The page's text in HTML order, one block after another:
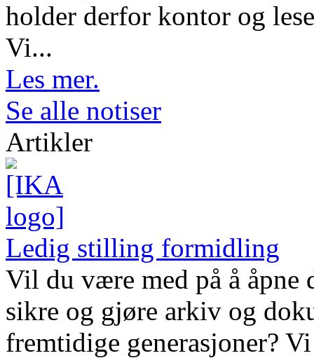
holder derfor kontor og
Vi...
Les mer.
Se alle notiser
Artikler
Ledig stilling formidling
Vil du være med på å
sikre og gjøre arkiv og
fremtidige generasjoner?